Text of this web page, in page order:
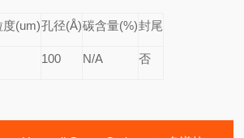
度(um)孔径(Å)碳含量(%)封尾
100 N/A 否